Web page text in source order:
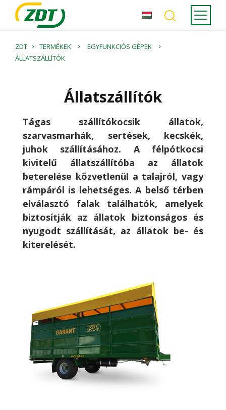
ZDT TERMÉKEK
EGYFUNKCIÓS GÉPEK
ÁLLATSZÁLLÍTÓK
Állatszállítók
Tágas szállítókocsik állatok,
szarvasmarhák, sertések, kecskék,
juhok szállításához. A félpótkocsi
kivitelű állatszállítóba az állatok
beterelése közvetlenül a talajról, vagy
rámpáról is lehetséges. A belső térben
elválasztó falak találhatók, amelyek
biztosítják az állatok biztonságos és
nyugodt szállítását, az állatok be- és
kiterelését.